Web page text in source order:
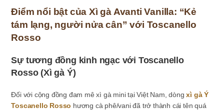
Điểm nổi bật của Xì gà Avanti Vanilla: “Kẻ
tám lạng, người nửa cân” với Toscanello
Rosso
Sự tương đồng kinh ngạc với Toscanello
Rosso (Xì gà Ý)
Đối với cộng đồng đam mê xì gà mini tại Việt Nam, dòngxì gà Ý
Toscanello Rosso hương cà phê/vani đã trở thành cái tên quá